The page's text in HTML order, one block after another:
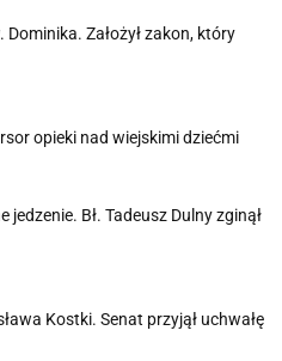
Założył zakon, który
opieki nad wiejskimi dziećmi
jedzenie. Bł. Tadeusz Dulny zginął
Kostki. Senat przyjął uchwałę